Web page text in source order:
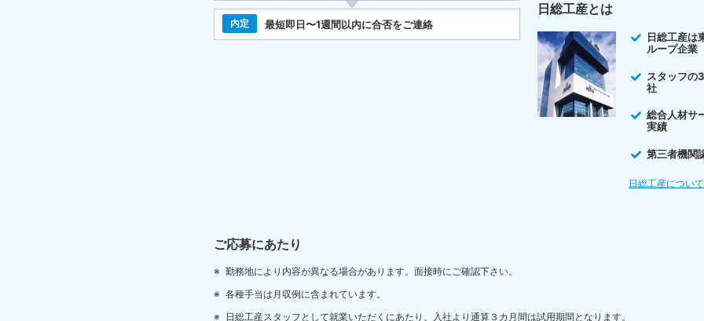
内定 最短即日〜1週間以内に合否をご連絡
日総工産とは
日総工産は
ループ企業
スタッフの
社
総合人材サ
実績
第三者機関
日総工産につい
ご応募にあたり
勤務地により内容が異なる場合があります。面接時にご確認下さい。
各種手当は月収例に含まれています。
日総工産スタッフとして就業いただくにあたり、入社より通算３カ月間は試用期間となります。